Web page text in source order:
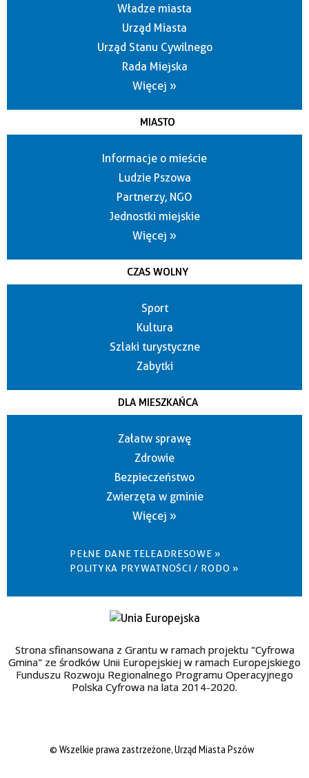
Władze miasta
Urząd Miasta
Urząd Stanu Cywilnego
Rada Miejska
Więcej »
MIASTO
Informacje o mieście
Ludzie Pszowa
Partnerzy, NGO
Jednostki miejskie
Więcej »
CZAS WOLNY
Sport
Kultura
Szlaki turystyczne
Zabytki
DLA MIESZKAŃCA
Załatw sprawę
Zdrowie
Bezpieczeństwo
Zwierzęta w gminie
Więcej »
PEŁNE DANE TELEADRESOWE »
POLITYKA PRYWATNOŚCI / RODO »
Strona sfinansowana z Grantu w ramach projektu "Cyfrowa
Gmina" ze środków Unii Europejskiej w ramach Europejskiego
Funduszu Rozwoju Regionalnego Programu Operacyjnego
Polska Cyfrowa na lata 2014-2020.
© Wszelkie prawa zastrzeżone, Urząd Miasta Pszów